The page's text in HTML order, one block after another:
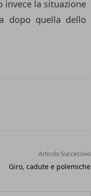
la situazione
dopo quella dello
Articolo Successivo
Giro, cadute e polemiche